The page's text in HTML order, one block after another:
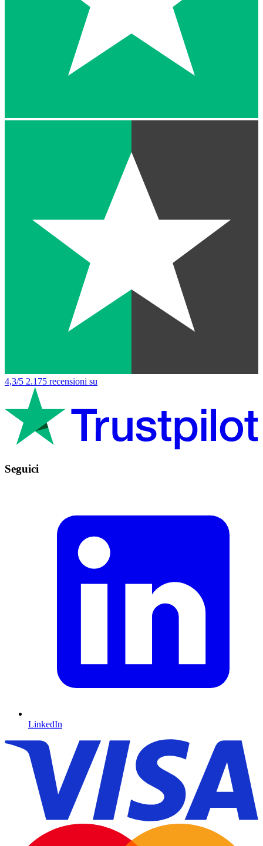
4,3/5 2.175 recensioni su
Seguici
LinkedIn